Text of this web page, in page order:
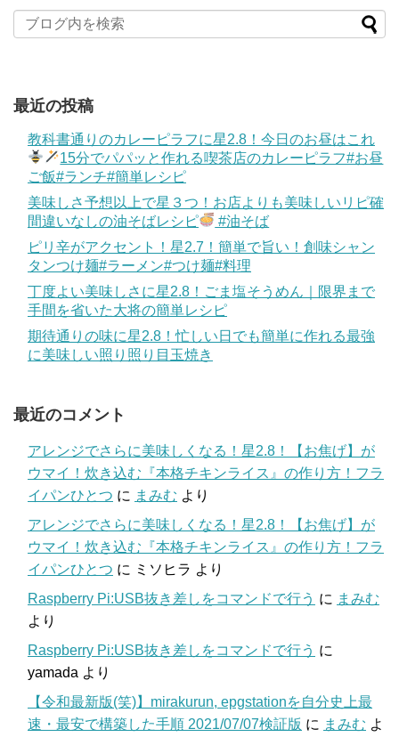
最近の投稿
教科書通りのカレーピラフに星2.8！今日のお昼はこれ
15分でパパッと作れる喫茶店のカレーピラフ#お昼
ご飯#ランチ#簡単レシピ
美味しさ予想以上で星３つ！お店よりも美味しいリピ確
間違いなしの油そばレシピ
#油そば
ピリ辛がアクセント！星2.7！簡単で旨い！創味シャン
タンつけ麺#ラーメン#つけ麺#料理
丁度よい美味しさに星2.8！ごま塩そうめん｜限界まで
手間を省いた大将の簡単レシピ
期待通りの味に星2.8！忙しい日でも簡単に作れる最強
に美味しい照り照り目玉焼き
最近のコメント
アレンジでさらに美味しくなる！星2.8！【お焦げ】が
ウマイ！炊き込む『本格チキンライス』の作り方！フラ
イパンひとつ に まみむ より
アレンジでさらに美味しくなる！星2.8！【お焦げ】が
ウマイ！炊き込む『本格チキンライス』の作り方！フラ
イパンひとつ に ミソヒラ より
Raspberry Pi:USB抜き差しをコマンドで行う に まみむ
より
Raspberry Pi:USB抜き差しをコマンドで行う に
yamada より
【令和最新版(笑)】mirakurun, epgstationを自分史上最
速・最安で構築した手順 2021/07/07検証版 に まみむ よ